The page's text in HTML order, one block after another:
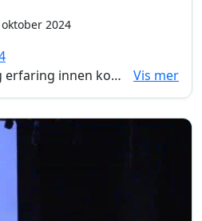
2024
Linda Rahbek har lang erfaring innen kosthold og ernæring. Hun har de siste årene spesialisert seg innenfor matintoleranser og holder jevnglig foredrag for å spre kunnskapen hun sitter på. I dette foredraget får vi et innblikk i hennes egne fremgangsmåte i å kartlegge de underliggende årsaker til alvorlig sykdom.
Vis mer